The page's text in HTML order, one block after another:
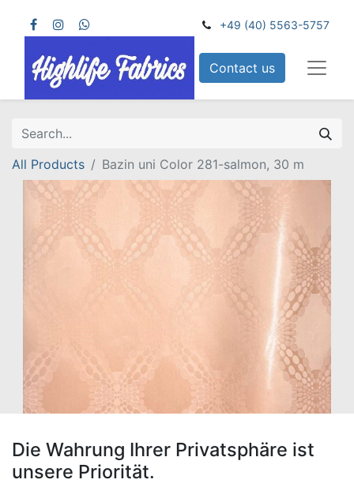
+49 (40) 5563-5757
Contact us
All Products Bazin uni Color 281-salmon, 30 m
Die Wahrung Ihrer Privatsphäre ist
unsere Priorität.